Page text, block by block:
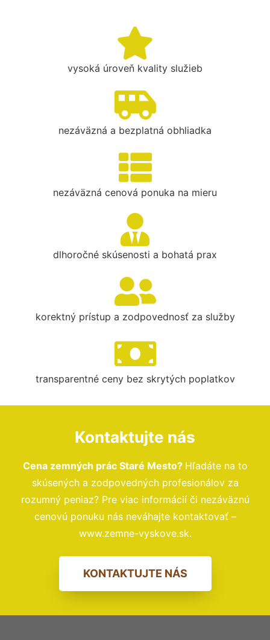
vysoká úroveň kvality služieb
nezáväzná a bezplatná obhliadka
nezáväzná cenová ponuka na mieru
dlhoročné skúsenosti a bohatá prax
korektný prístup a zodpovednosť za služby
transparentné ceny bez skrytých poplatkov
Kontaktujte nás
Cena zemných prác Staré Mesto? Hľadáte na to
skúsených a zodpovedných profesionálov za
rozumný peniaz? Pre viac informácií či nezáväznú
cenovú ponuku nás neváhajte kontaktovať –
www.zemne-vyskove.sk.
KONTAKTUJTE NÁS